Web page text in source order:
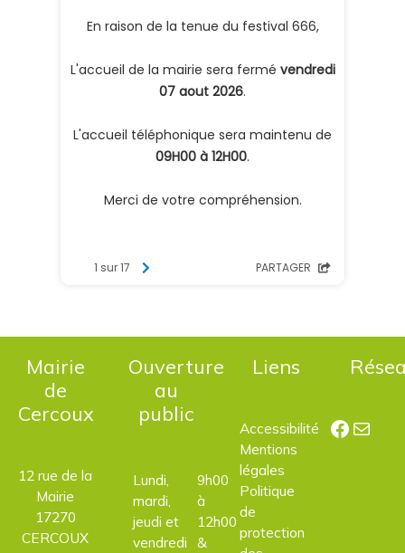
Mairie
de
Cercoux
12 rue de la
Mairie
17270
CERCOUX
Ouverture
au
public
Lundi,
mardi,
jeudi et
vendredi
9h00
à
12h00
&
Liens
Accessibilité
Mentions
légales
Politique
de
protection
E-mail